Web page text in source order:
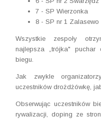
7 - SP Wierzonka
8 - SP nr 1 Zalasewo
Wszystkie zespoły
najlepsza „trójka"
biegu.
Jak zwykle
uczestników drożdżówkę,
Obserwując uczestników
rywalizacji, doping ze